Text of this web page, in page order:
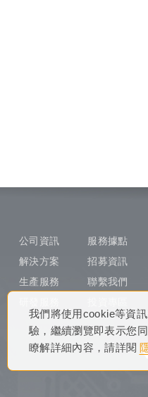
我們將使用cookie等資
驗，繼續瀏覽即表示您
瞭解詳細內容，請詳閱
公司資訊
解決方案
生產服務
服務據點
招募資訊
聯繫我們